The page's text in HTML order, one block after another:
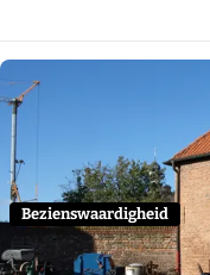
i
d
m
u
s
Bezienswaardigheid